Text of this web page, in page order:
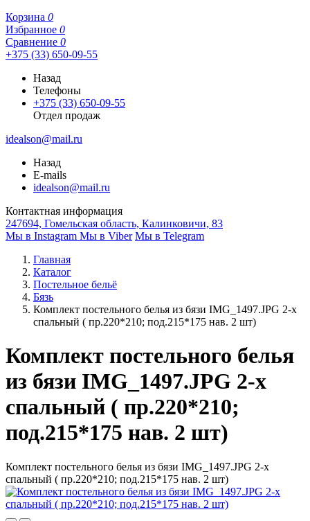
Корзина 0
Избранное 0
Сравнение 0
+375 (33) 650-09-55
Назад
Телефоны
+375 (33) 650-09-55
Отдел продаж
idealson@mail.ru
Назад
E-mails
idealson@mail.ru
Контактная информация
247694, Гомельская область, Калинковичи, 83
Мы в Instagram Мы в Viber Мы в Telegram
Главная
Каталог
Постельное бельё
Бязь
Комплект постельного белья из бязи IMG_1497.JPG 2-х
спальный ( пр.220*210; под.215*175 нав. 2 шт)
Комплект постельного белья
из бязи IMG_1497.JPG 2-х
спальный ( пр.220*210;
под.215*175 нав. 2 шт)
Комплект постельного белья из бязи IMG_1497.JPG 2-х
спальный ( пр.220*210; под.215*175 нав. 2 шт)